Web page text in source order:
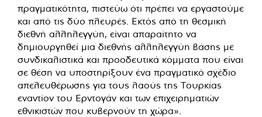
πραγματικότητα, πιστεύω ότι πρέπει να εργαστούμε
και από τις δύο πλευρές. Εκτός από τη θεσμική
διεθνή αλληλεγγύη, είναι απαραίτητο να
δημιουργηθεί μια διεθνής αλληλεγγύη βάσης με
συνδικαλιστικά και προοδευτικά κόμματα που είναι
σε θέση να υποστηρίξουν ένα πραγματικό σχέδιο
απελευθέρωσης για τους λαούς της Τουρκίας
εναντίον του Ερντογάν και των επιχειρηματιών
εθνικιστών που κυβερνούν τη χώρα».